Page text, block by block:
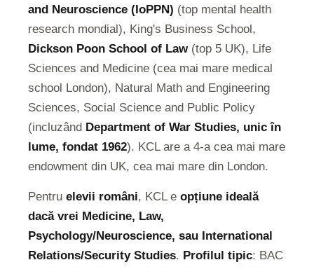
and Neuroscience (IoPPN) (top mental health
research mondial), King's Business School,
Dickson Poon School of Law(top 5 UK), Life
Sciences and Medicine (cea mai mare medical
school London), Natural Math and Engineering
Sciences, Social Science and Public Policy
(incluzând Department of War Studies, unic în
lume, fondat 1962). KCL are a 4-a cea mai mare
endowment din UK, cea mai mare din London.
Pentru elevii români, KCL e opțiune ideală
dacă vrei Medicine, Law,
Psychology/Neuroscience, sau International
Relations/Security Studies. Profilul tipic: BAC